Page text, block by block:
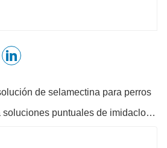
de selamectina para perros
siguiente : 0,8 ml para soluciones puntuales de imidacloprid para gatos